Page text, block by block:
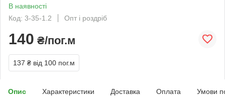
В наявності
Код: 3-35-1.2
Опт і роздріб
140 ₴/пог.м
137 ₴ від 100 пог.м
Опис Характеристики Доставка Оплата Умови